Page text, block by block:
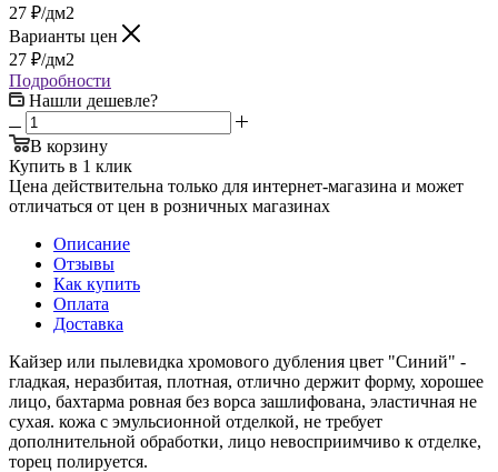
27 ₽/дм2
Варианты цен
27 ₽/дм2
Подробности
Нашли дешевле?
В корзину
Купить в 1 клик
Цена действительна только для интернет-магазина и может
отличаться от цен в розничных магазинах
Описание
Отзывы
Как купить
Оплата
Доставка
Кайзер или пылевидка хромового дубления цвет "Синий" -
гладкая, неразбитая, плотная, отлично держит форму, хорошее
лицо, бахтарма ровная без ворса зашлифована, эластичная не
сухая. кожа с эмульсионной отделкой, не требует
дополнительной обработки, лицо невосприимчиво к отделке,
торец полируется.